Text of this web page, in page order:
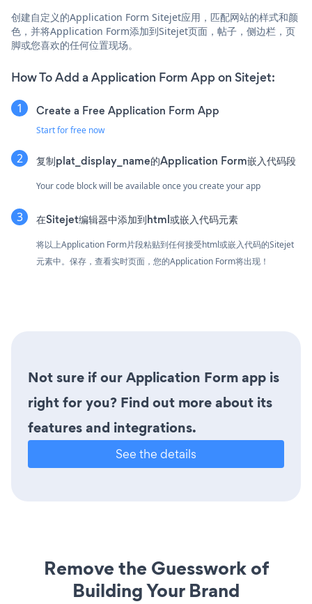
创建自定义的Application Form Sitejet应用，匹配网站的样式和颜
色，并将Application Form添加到Sitejet页面，帖子，侧边栏，页
脚或您喜欢的任何位置现场。
How To Add a Application Form App on Sitejet:
Create a Free Application Form App
Start for free now
复制plat_display_name的Application Form嵌入代码段
Your code block will be available once you create your app
在Sitejet编辑器中添加到html或嵌入代码元素
将以上Application Form片段粘贴到任何接受html或嵌入代码的Sitejet
元素中。保存，查看实时页面，您的Application Form将出现！
Not sure if our Application Form app is
right for you? Find out more about its
features and integrations.
See the details
Remove the Guesswork of
Building Your Brand